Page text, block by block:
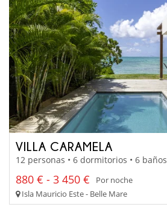
VILLA CARAMELA
12 personas • 6 dormitorios • 6 baños
880 € - 3 450 €
Por noche
Isla Mauricio Este - Belle Mare